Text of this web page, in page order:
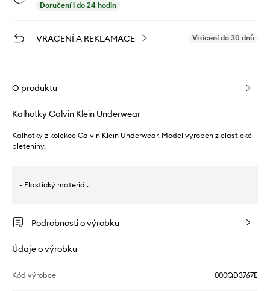
Doručení i do 24 hodin
VRÁCENÍ A REKLAMACE Vrácení do 30 dnů
O produktu
Kalhotky Calvin Klein Underwear
Kalhotky z kolekce Calvin Klein Underwear. Model vyroben z elastické
pleteniny.
- Elastický materiál.
Podrobnosti o výrobku
Údaje o výrobku
Kód výrobce 000QD3767E